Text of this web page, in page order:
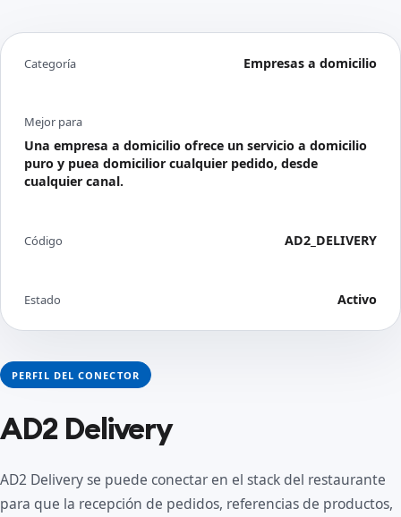
PERFIL DEL CONECTOR
AD2 Delivery
AD2 Delivery se puede conectar en el stack del restaurante
para que la recepción de pedidos, referencias de productos,
Categoría Empresas a domicilio
Mejor para
Una empresa a domicilio ofrece un servicio a domicilio
puro y puea domicilior cualquier pedido, desde
cualquier canal.
Código AD2_DELIVERY
Estado Activo